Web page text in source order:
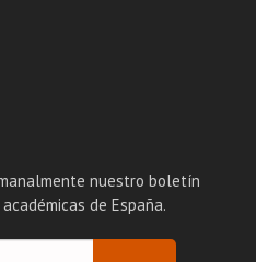
nuestro boletín
de España.